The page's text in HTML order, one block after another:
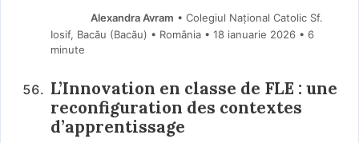
Alexandra Avram • Colegiul Național Catolic Sf.
Iosif, Bacău (Bacău) • România
18 ianuarie 2026 • 6
minute
L’Innovation en classe de FLE : une
reconfiguration des contextes
d’apprentissage